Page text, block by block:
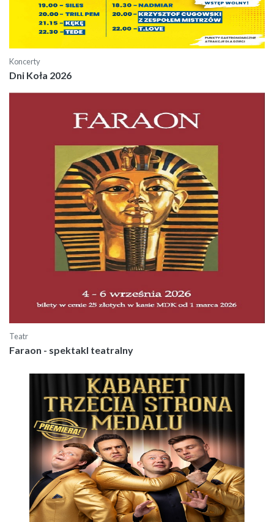
Koncerty
Dni Koła 2026
Teatr
Faraon - spektakl teatralny